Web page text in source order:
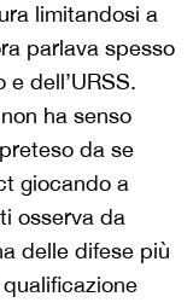
limitandosi a
parlava spesso
e dell’URSS.
ha senso
da se
giocando a
osserva da
delle difese più